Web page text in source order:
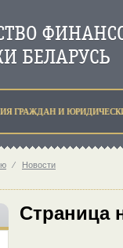
ГРАЖДАН И
⁄ Новости
Страница